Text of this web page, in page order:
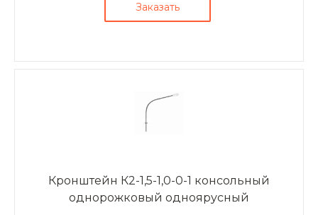
Заказать
Кронштейн К2-1,5-1,0-0-1 консольный
однорожковый одноярусный